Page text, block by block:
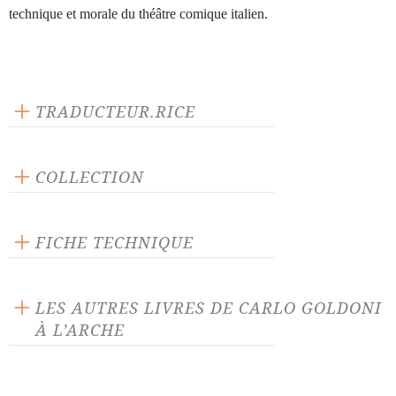
technique et morale du théâtre comique italien.
TRADUCTEUR.RICE
COLLECTION
FICHE TECHNIQUE
192 pages
Prix : 15.00 €
Langue source : italien
LES AUTRES LIVRES DE CARLO GOLDONI
À L’ARCHE